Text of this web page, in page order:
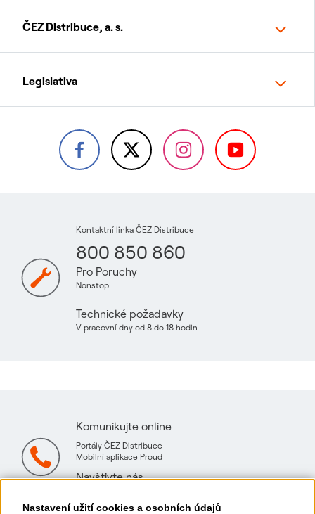
Nastavení užití cookies a osobních údajů
ČEZ Distribuce, a. s.
Legislativa
Kontaktní linka ČEZ Distribuce
800 850 860
Pro Poruchy
Nonstop
Technické požadavky
V pracovní dny od 8 do 18 hodin
Komunikujte online
Portály ČEZ Distribuce
Mobilní aplikace Proud
Navštivte nás